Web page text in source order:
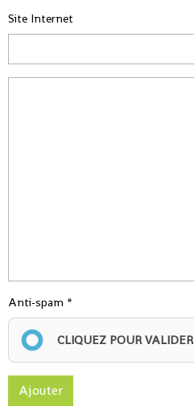
Site Internet
Anti-spam
CLIQUEZ POUR VALIDER
Ajouter